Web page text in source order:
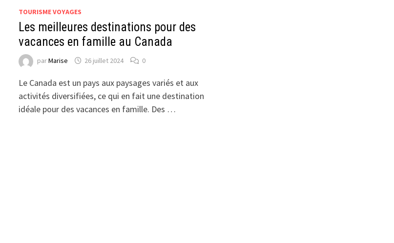
TOURISME VOYAGES
Les meilleures destinations pour des
vacances en famille au Canada
parMarise 26 juillet 2024 0
Le Canada est un pays aux paysages variés et aux
activités diversifiées, ce qui en fait une destination
idéale pour des vacances en famille. Des …